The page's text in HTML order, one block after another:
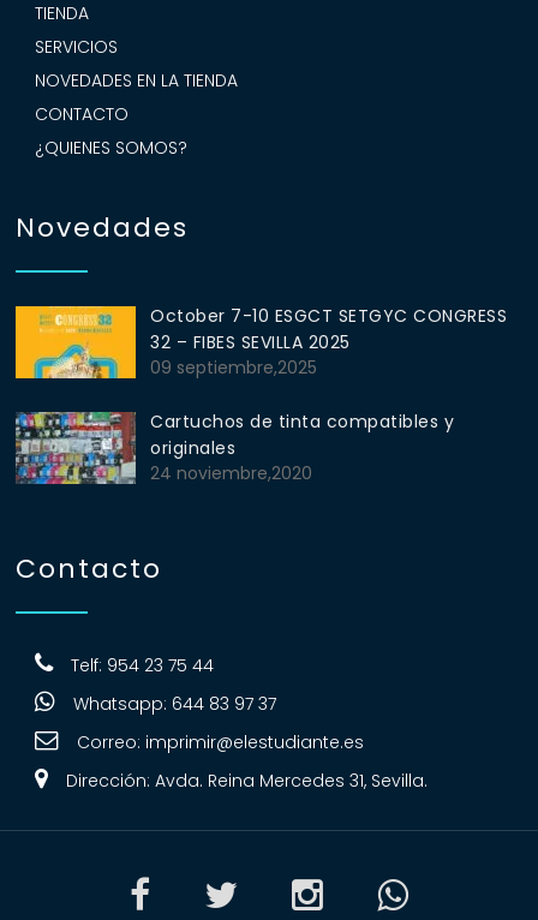
TIENDA
SERVICIOS
NOVEDADES EN LA TIENDA
CONTACTO
¿QUIENES SOMOS?
Novedades
October 7-10 ESGCT SETGYC CONGRESS
32 – FIBES SEVILLA 2025
09 septiembre,2025
Cartuchos de tinta compatibles y
originales
24 noviembre,2020
Contacto
Telf: 954 23 75 44
Whatsapp: 644 83 97 37
Correo: imprimir@elestudiante.es
Dirección: Avda. Reina Mercedes 31, Sevilla.